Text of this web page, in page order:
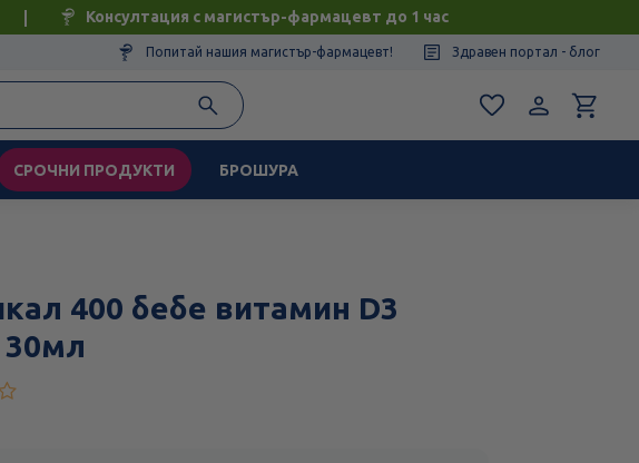
Консултация с магистър-фармацевт до 1 час
Попитай нашия магистър-фармацевт! Здравен портал - блог
СРОЧНИ ПРОДУКТИ БРОШУРА
400 бебе витамин D3
30мл